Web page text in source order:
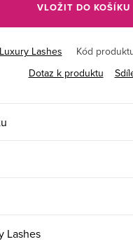
VLOŽIT DO KOŠÍKU
Luxury Lashes Kód
Dotaz k produktu
Lashes